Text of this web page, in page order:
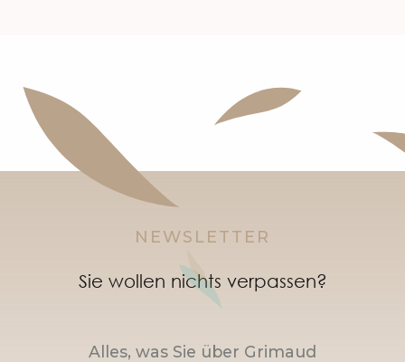
NEWSLETTER
Sie wollen nichts verpassen?
Alles, was Sie über Grimaud